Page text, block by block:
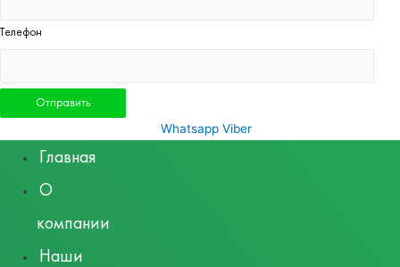
Телефон
Whatsapp Viber
Главная
О
компании
Наши